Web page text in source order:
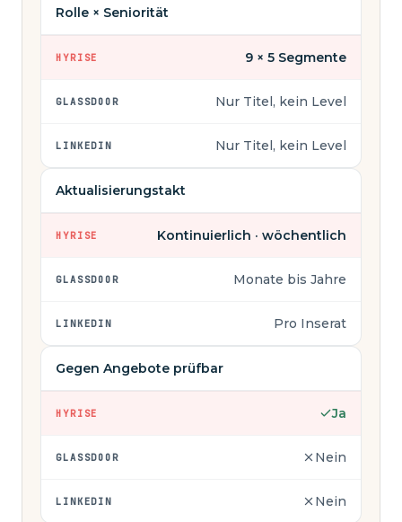
Rolle × Seniorität
HYRISE 9 × 5 Segmente
GLASSDOOR Nur Titel, kein Level
LINKEDIN Nur Titel, kein Level
Aktualisierungstakt
HYRISE Kontinuierlich · wöchentlich
GLASSDOOR Monate bis Jahre
LINKEDIN Pro Inserat
Gegen Angebote prüfbar
HYRISE Ja
GLASSDOOR Nein
LINKEDIN Nein